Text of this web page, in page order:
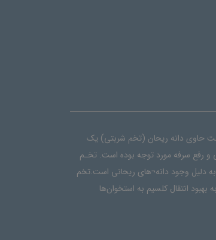
حاوی دانه ریحان (تخم شربتی) یک
رفع سرفه مورد توجه بوده است. تخـم
دلیل وجود دانه¬های ریحانی است.تخم
انتقال کلسیم به استخوان‌ها